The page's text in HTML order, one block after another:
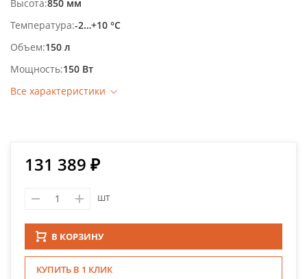
Высота 850 мм
Температура -2…+10 °С
Объем 150 л
Мощность 150 Вт
Все характеристики
131 389 ₽
шт
В КОРЗИНУ
КУПИТЬ В 1 КЛИК